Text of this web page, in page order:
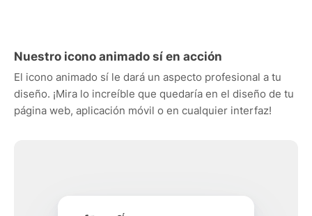
Nuestro icono animado sí en acción
El icono animado sí le dará un aspecto profesional a tu
diseño. ¡Mira lo increíble que quedaría en el diseño de tu
página web, aplicación móvil o en cualquier interfaz!